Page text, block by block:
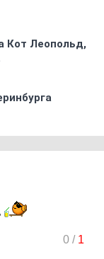
Кот Леопольд,
0/ 1